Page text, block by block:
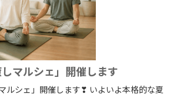
マルシェ」開催します
ルシェ」開催します❣ いよいよ本格的な夏